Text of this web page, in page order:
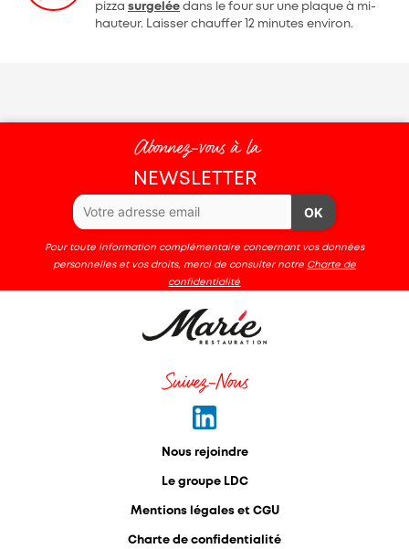
pizza surgelée dans le four sur une plaque à mi-
hauteur. Laisser chauffer 12 minutes environ.
Abonnez-vous à la
NEWSLETTER
OK
Pour toute information complémentaire concernant vos données
personnelles et vos droits, merci de consulter notre Charte de
confidentialité
Suivez-Nous
Nous rejoindre
Le groupe LDC
Mentions légales et CGU
Charte de confidentialité